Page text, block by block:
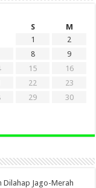
S
M
1
2
8
9
15
16
22
23
29
30
Dilahap Jago-Merah